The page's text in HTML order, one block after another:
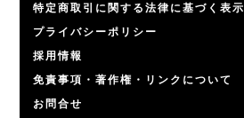
特定商取引に関する法律に基づく表示
プライバシーポリシー
採用情報
免責事項・著作権・リンクについて
お問合せ